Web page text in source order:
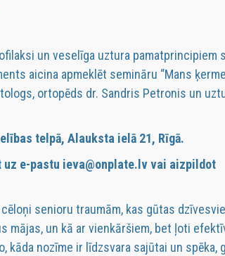
un veselīga uztura pamatprincipiem
aicina apmeklēt semināru “Mans
ortopēds dr. Sandris Petronis un
telpā, Alauksta ielā 21, Rīgā.
e-pastu ieva@onplate.lv vai aizpildot
senioru traumām, kas gūtas
mājas, un kā ar vienkāršiem, bet ļoti
nozīme ir līdzsvara sajūtai un spēka,